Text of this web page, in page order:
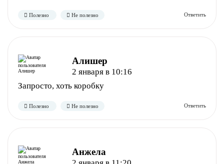
Алишер
2 января в 10:16
Запросто, хоть коробку
Анжела